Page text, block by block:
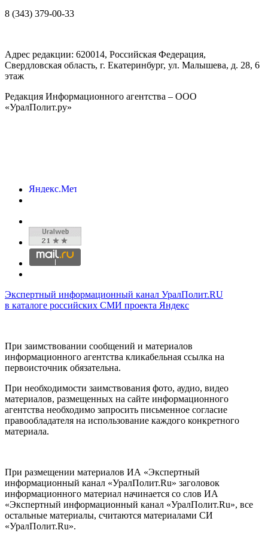
8 (343) 379-00-33
Адрес редакции: 620014, Российская Федерация,
Свердловская область, г. Екатеринбург, ул. Малышева, д. 28, 6
этаж
Редакция Информационного агентства – ООО
«УралПолит.ру»
Экспертный информационный канал УралПолит.RU
в каталоге российских СМИ проекта Яндекс
При заимствовании сообщений и материалов
информационного агентства кликабельная ссылка на
первоисточник обязательна.
При необходимости заимствования фото, аудио, видео
материалов, размещенных на сайте информационного
агентства необходимо запросить письменное согласие
правообладателя на использование каждого конкретного
материала.
При размещении материалов ИА «Экспертный
информационный канал «УралПолит.Ru» заголовок
информационного материал начинается со слов ИА
«Экспертный информационный канал «УралПолит.Ru», все
остальные материалы, считаются материалами СИ
«УралПолит.Ru».